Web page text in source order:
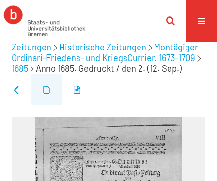
Zeitungen Historische Zeitungen
Montägiger
Ordinari-Friedens- und KriegsCurrier. 1673-1709
1685
Anno 1685. Gedruckt / den 2. (12. Sep.)